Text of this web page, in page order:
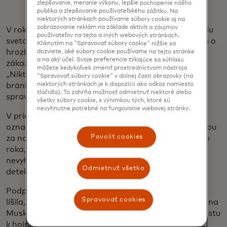
V roku 2024 spoločnosť Mastercard získala najväčšiu
svetovú spoločnosť zaoberajúcu sa spravodajstvom o
hrozbách,Recorded Future, aby pomohla svojim
zákazníkom stať sa proaktívnymi, nie reaktívnymi.
„Nikto nedokáže tento problém prekonať.“ Nedá sa
brániť všetkému. Ak to nie je založené na
spravodajských informáciách, prehráte.“
V prieskume WEF 87 % generálnych riaditeľov
označilo zraniteľnosti súvisiace s umelou inteligenciou
za najrýchlejšie rastúce kybernetické riziko minulého
roka, ale zároveň označilo umelú inteligenciu za
nevyhnutnú ako štít, ktorý poskytuje presnejšie
detekcie hrozieb a monitorovanie anomálií.
Podpora budúcnosti umelej inteligencie sa značne
líšila, od predpovede generálneho riaditeľa Tesly Elona
Muska, že umelá inteligencia (a roboty) vytvoria „cestu
k hojnosti pre všetkých“, až po varovanie historika
zlepšovanie, meranie výkonu, lepšie pochopenie nášho
publika a zlepšovanie používateľského zážitku. Na
niektorých stránkach používame súbory cookie aj na
zobrazovanie reklám na základe aktivít a záujmov
používateľov na tejto a iných webových stránkach.
Kliknutím na "Spravovať súbory cookie" nižšie sa
dozviete, aké súbory cookie používame na tejto stránke
a na aký účel. Svoje preferencie týkajúce sa súhlasu
môžete kedykoľvek zmeniť prostredníctvom nástroja
"Spravovať súbory cookie" v dolnej časti obrazovky (na
niektorých stránkach je k dispozícii ako odkaz namiesto
tlačidla). To zahŕňa možnosť odmietnuť niektoré alebo
všetky súbory cookie, s výnimkou tých, ktoré sú
nevyhnutne potrebné na fungovanie webovej stránky.
Povoliť cookies
Odmietnuť všetko
Spravovať cookies